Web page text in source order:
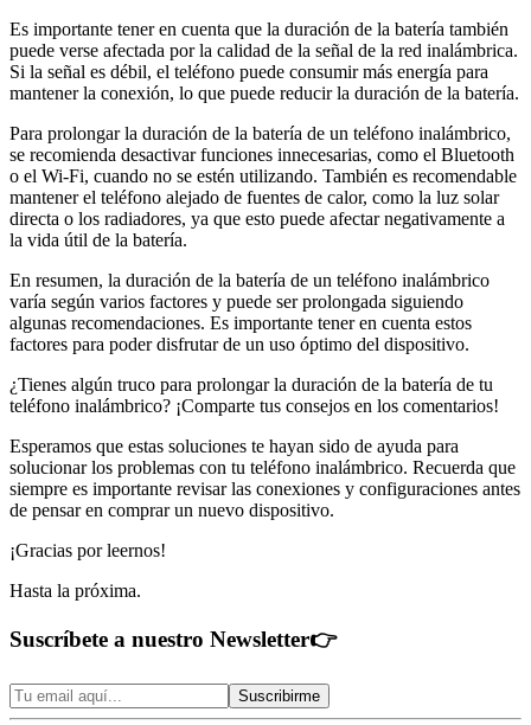
Es importante tener en cuenta que la duración de la batería también
puede verse afectada por la calidad de la señal de la red inalámbrica.
Si la señal es débil, el teléfono puede consumir más energía para
mantener la conexión, lo que puede reducir la duración de la batería.
Para prolongar la duración de la batería de un teléfono inalámbrico,
se recomienda desactivar funciones innecesarias, como el Bluetooth
o el Wi-Fi, cuando no se estén utilizando. También es recomendable
mantener el teléfono alejado de fuentes de calor, como la luz solar
directa o los radiadores, ya que esto puede afectar negativamente a
la vida útil de la batería.
En resumen, la duración de la batería de un teléfono inalámbrico
varía según varios factores y puede ser prolongada siguiendo
algunas recomendaciones. Es importante tener en cuenta estos
factores para poder disfrutar de un uso óptimo del dispositivo.
¿Tienes algún truco para prolongar la duración de la batería de tu
teléfono inalámbrico? ¡Comparte tus consejos en los comentarios!
Esperamos que estas soluciones te hayan sido de ayuda para
solucionar los problemas con tu teléfono inalámbrico. Recuerda que
siempre es importante revisar las conexiones y configuraciones antes
de pensar en comprar un nuevo dispositivo.
¡Gracias por leernos!
Hasta la próxima.
Suscríbete a nuestro Newsletter👉
Suscribirme